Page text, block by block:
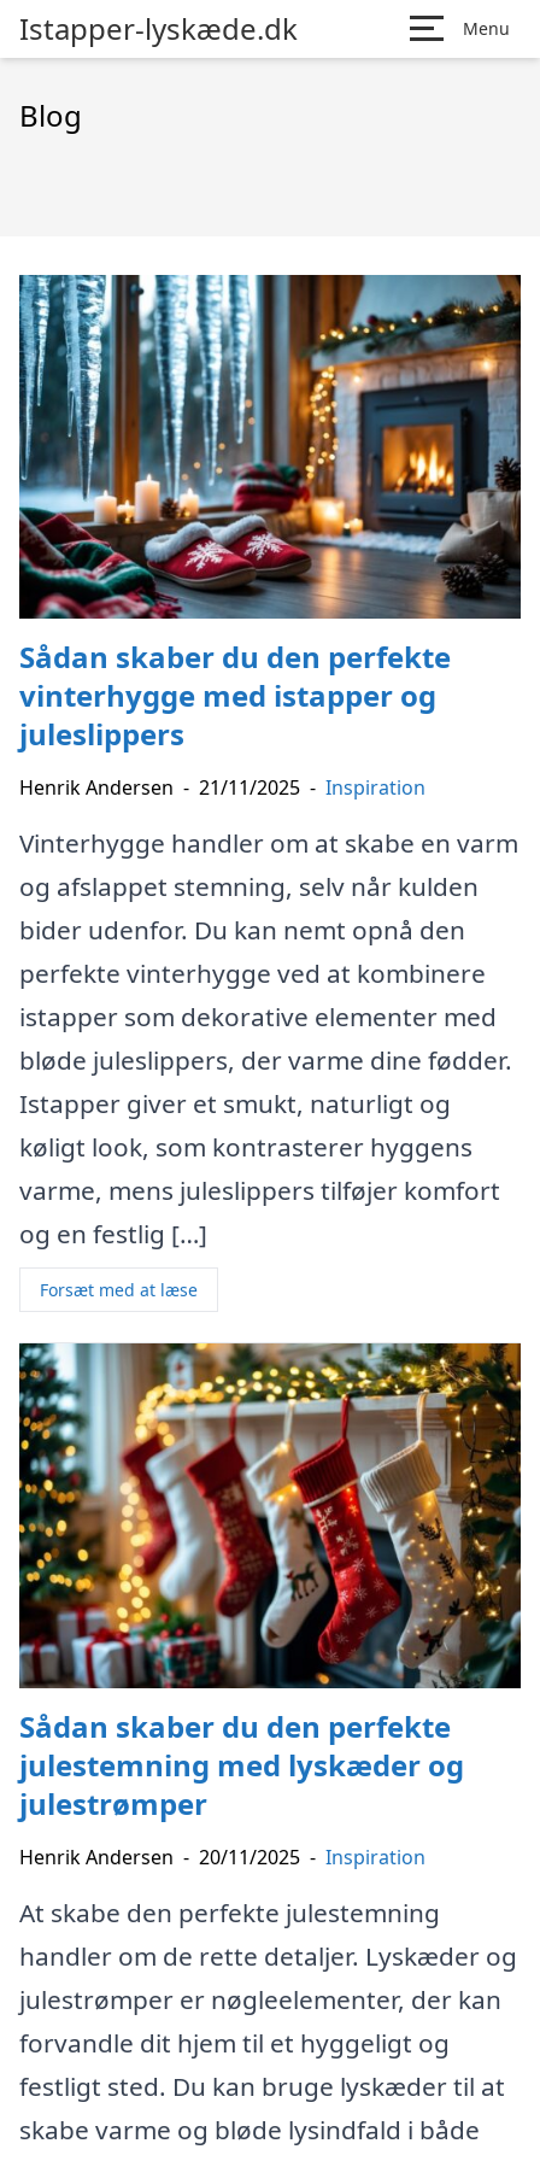
Istapper-lyskæde.dk Menu
Blog
Sådan skaber du den perfekte
vinterhygge med istapper og
juleslippers
Henrik Andersen - 21/11/2025 - Inspiration
Vinterhygge handler om at skabe en varm
og afslappet stemning, selv når kulden
bider udenfor. Du kan nemt opnå den
perfekte vinterhygge ved at kombinere
istapper som dekorative elementer med
bløde juleslippers, der varme dine fødder.
Istapper giver et smukt, naturligt og
køligt look, som kontrasterer hyggens
varme, mens juleslippers tilføjer komfort
og en festlig […]
Forsæt med at læse
Sådan skaber du den perfekte
julestemning med lyskæder og
julestrømper
Henrik Andersen - 20/11/2025 - Inspiration
At skabe den perfekte julestemning
handler om de rette detaljer. Lyskæder og
julestrømper er nøgleelementer, der kan
forvandle dit hjem til et hyggeligt og
festligt sted. Du kan bruge lyskæder til at
skabe varme og bløde lysindfald i både